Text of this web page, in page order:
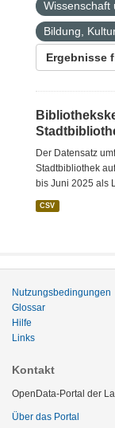
Wissenschaft
Bildung,
Ergebnisse
Der Datensatz
Stadtbibliothek
bis Juni 2025 als
CSV
Nutzungsbedingungen
Glossar
Hilfe
Links
Kontakt
OpenData-Portal der
Über das Portal